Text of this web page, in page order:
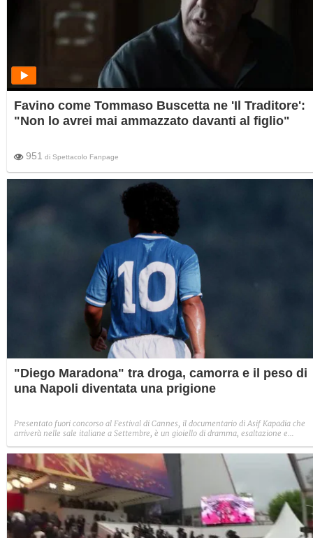
Favino come Tommaso Buscetta ne 'Il Traditore':
"Non lo avrei mai ammazzato davanti al figlio"
951 di Spettacolo Fanpage
"Diego Maradona" tra droga, camorra e il peso di
una Napoli diventata una prigione
Presentato fuori concorso al Festival di Cannes, il documentario di Asif Kapadia che
arriverà nelle sale italiane a Settembre, è un gioiello di dramma, esaltazione e
personale del rapporto tra Napoli e Diego Armando Maradona.